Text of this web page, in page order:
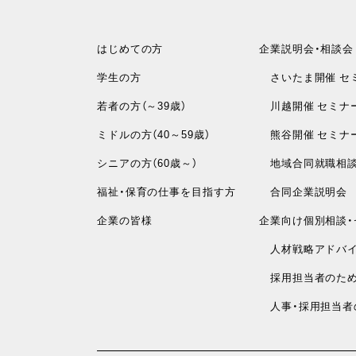
はじめての方
学生の方
若者の方（～39歳）
ミドルの方（40～59歳）
シニアの方（60歳～）
福祉・保育の仕事を目指す方
企業の皆様
企業説明会・相談会
さいたま開催 セ
川越開催 セミナ
熊谷開催 セミナ
地域合同就職相
合同企業説明会
企業向け個別相談
人材戦略アドバ
採用担当者のた
人事・採用担当者